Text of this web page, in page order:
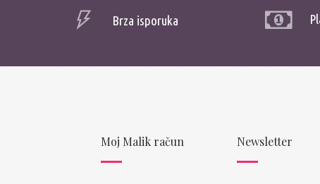
Brza isporuka
Moj Malik račun Newsletter